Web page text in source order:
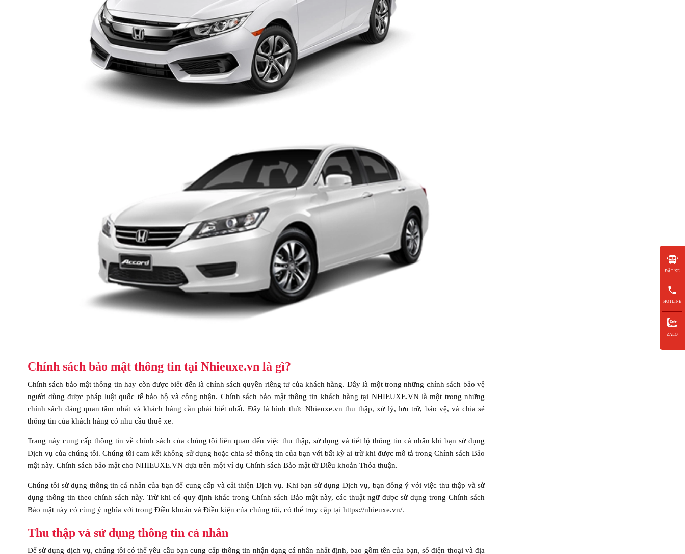
Chính sách bảo mật thông tin tại Nhieuxe.vn là gì?
Chính sách bảo mật thông tin hay còn được biết đến là chính sách quyền riêng tư của khách hàng. Đây là một trong những chính sách bảo vệ
người dùng được pháp luật quốc tế bảo hộ và công nhận. Chính sách bảo mật thông tin khách hàng tại NHIEUXE.VN là một trong những
chính sách đáng quan tâm nhất và khách hàng cần phải biết nhất. Đây là hình thức Nhieuxe.vn thu thập, xử lý, lưu trữ, bảo vệ, và chia sẻ
thông tin của khách hàng có nhu cầu thuê xe.
Trang này cung cấp thông tin về chính sách của chúng tôi liên quan đến việc thu thập, sử dụng và tiết lộ thông tin cá nhân khi bạn sử dụng
Dịch vụ của chúng tôi. Chúng tôi cam kết không sử dụng hoặc chia sẻ thông tin của bạn với bất kỳ ai trừ khi được mô tả trong Chính sách Bảo
mật này. Chính sách bảo mật cho NHIEUXE.VN dựa trên một ví dụ Chính sách Bảo mật từ Điều khoản Thỏa thuận.
Chúng tôi sử dụng thông tin cá nhân của bạn để cung cấp và cải thiện Dịch vụ. Khi bạn sử dụng Dịch vụ, bạn đồng ý với việc thu thập và sử
dụng thông tin theo chính sách này. Trừ khi có quy định khác trong Chính sách Bảo mật này, các thuật ngữ được sử dụng trong Chính sách
Bảo mật này có cùng ý nghĩa với trong Điều khoản và Điều kiện của chúng tôi, có thể truy cập tại https://nhieuxe.vn/.
Thu thập và sử dụng thông tin cá nhân
Để sử dụng dịch vụ, chúng tôi có thể yêu cầu bạn cung cấp thông tin nhận dạng cá nhân nhất định, bao gồm tên của bạn, số điện thoại và địa
ĐẶT XE
HOTLINE
ZALO